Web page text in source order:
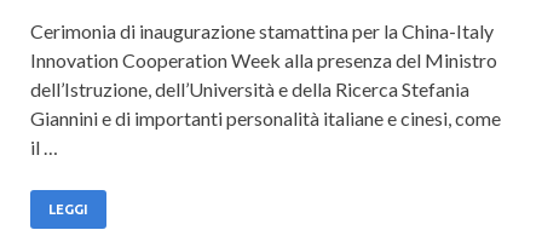
Cerimonia di inaugurazione stamattina per la China-Italy
Innovation Cooperation Week alla presenza del Ministro
dell’Istruzione, dell’Università e della Ricerca Stefania
Giannini e di importanti personalità italiane e cinesi, come
il …
LEGGI